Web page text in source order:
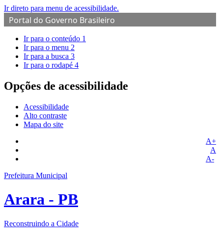
Ir direto para menu de acessibilidade.
Portal do Governo Brasileiro
Ir para o conteúdo 1
Ir para o menu 2
Ir para a busca 3
Ir para o rodapé 4
Opções de acessibilidade
Acessibilidade
Alto contraste
Mapa do site
A+
A
A-
Prefeitura Municipal
Arara - PB
Reconstruindo a Cidade